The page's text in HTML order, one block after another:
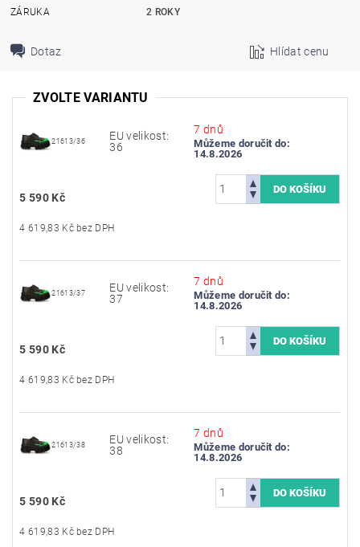
ZÁRUKA
2 ROKY
Dotaz Hlídat cenu
ZVOLTE VARIANTU
21613/36
EU velikost:
36
7 dnů
Můžeme doručit do:
14.8.2026
5 590 Kč
4 619,83 Kč bez DPH
21613/37
EU velikost:
37
7 dnů
Můžeme doručit do:
14.8.2026
5 590 Kč
4 619,83 Kč bez DPH
21613/38
EU velikost:
38
7 dnů
Můžeme doručit do:
14.8.2026
5 590 Kč
4 619,83 Kč bez DPH